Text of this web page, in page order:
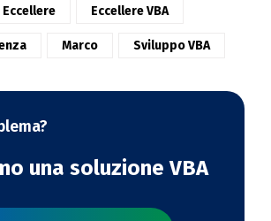
Eccellere Eccellere VBA
Marco Sviluppo VBA
una soluzione VBA